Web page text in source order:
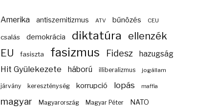
Amerika antiszemitizmus ATV bűnözés CEU
csalás demokrácia diktatúra ellenzék
EU fasiszta fasizmus Fidesz hazugság
Hit Gyülekezete háború illiberalizmus jogállam
járvány kereszténység korrupció lopás maffia
magyar Magyarország Magyar Péter NATO